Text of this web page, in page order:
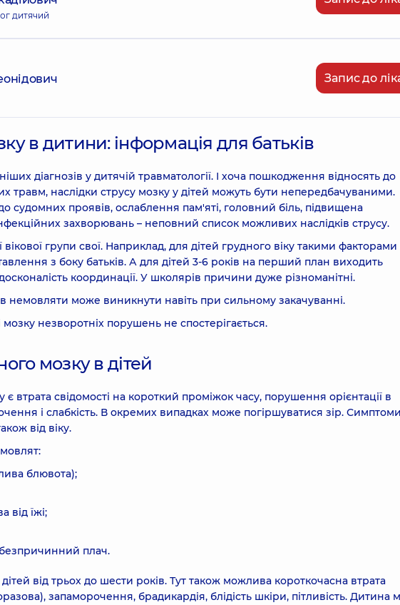
дитячий
Запис до
в дитини: інформація для батьків
діагнозів у дитячій травматології. І хоча пошкодження відносять до
травм, наслідки струсу мозку у дітей можуть бути непередбачуваними.
судомних проявів, ослаблення пам'яті, головний біль, підвищена
захворювань – неповний список можливих наслідків струсу.
групи свої. Наприклад, для дітей грудного віку такими факторами
з боку батьків. А для дітей 3-6 років на перший план виходить
координації. У школярів причини дуже різноманітні.
немовляти може виникнути навіть при сильному закачуванні.
незворотніх порушень не спостерігається.
мозку в дітей
втрата свідомості на короткий проміжок часу, порушення орієнтації в
і слабкість. В окремих випадках може погіршуватися зір. Симптоми
від віку.
блювота);
від їжі;
плач.
від трьох до шести років. Тут також можлива короткочасна втрата
запаморочення, брадикардія, блідість шкіри, пітливість. Дитина